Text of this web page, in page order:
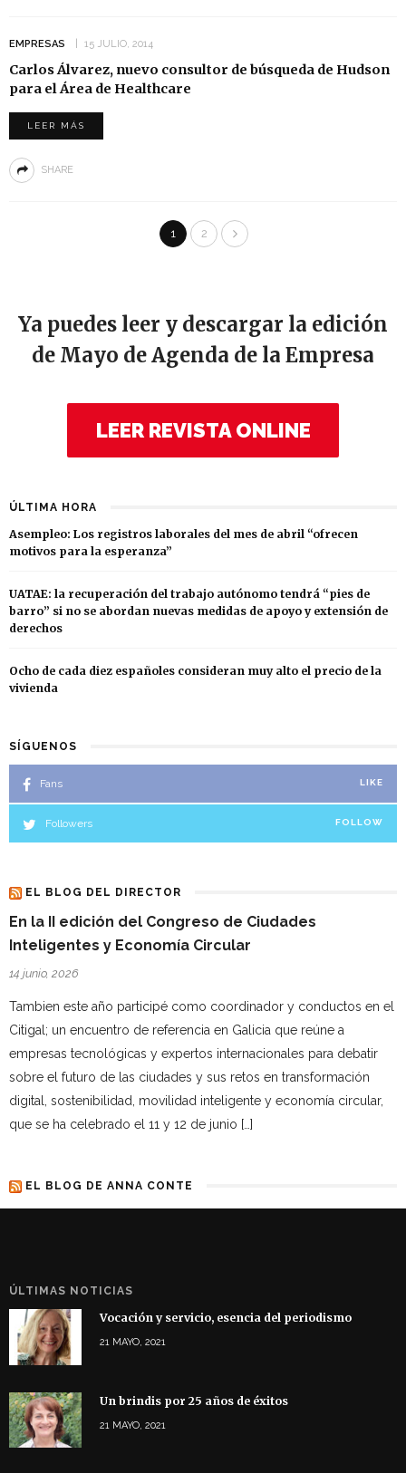
EMPRESAS 15 JULIO, 2014
Carlos Álvarez, nuevo consultor de búsqueda de Hudson
para el Área de Healthcare
LEER MÁS
SHARE
1 2
Ya puedes leer y descargar la edición
de Mayo de Agenda de la Empresa
LEER REVISTA ONLINE
ÚLTIMA HORA
Asempleo: Los registros laborales del mes de abril “ofrecen
motivos para la esperanza”
UATAE: la recuperación del trabajo autónomo tendrá “pies de
barro” si no se abordan nuevas medidas de apoyo y extensión de
derechos
Ocho de cada diez españoles consideran muy alto el precio de la
vivienda
SÍGUENOS
Fans LIKE
Followers FOLLOW
EL BLOG DEL DIRECTOR
En la II edición del Congreso de Ciudades
Inteligentes y Economía Circular
14 junio, 2026
Tambien este año participé como coordinador y conductos en el
Citigal; un encuentro de referencia en Galicia que reúne a
empresas tecnológicas y expertos internacionales para debatir
sobre el futuro de las ciudades y sus retos en transformación
digital, sostenibilidad, movilidad inteligente y economía circular,
que se ha celebrado el 11 y 12 de junio […]
EL BLOG DE ANNA CONTE
ÚLTIMAS NOTICIAS
Vocación y servicio, esencia del periodismo
21 MAYO, 2021
Un brindis por 25 años de éxitos
21 MAYO, 2021